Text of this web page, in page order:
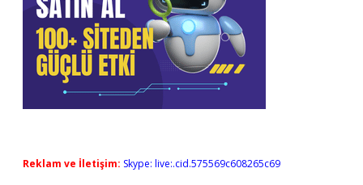
Reklam ve İletişim: Skype: live:.cid.575569c608265c69